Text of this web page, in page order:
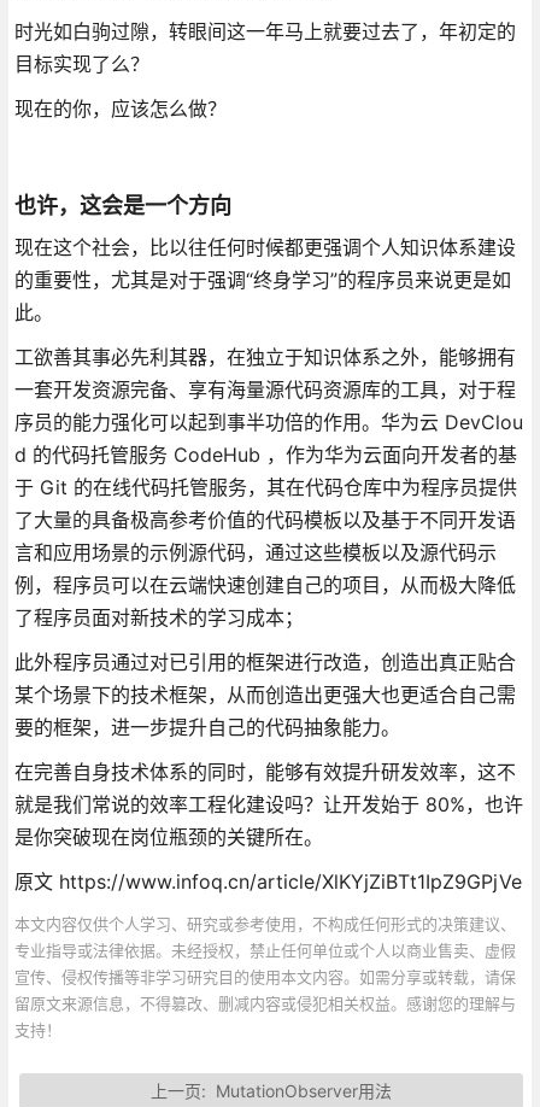
时光如白驹过隙，转眼间这一年马上就要过去了，年初定的
目标实现了么？
现在的你，应该怎么做？
也许，这会是一个方向
现在这个社会，比以往任何时候都更强调个人知识体系建设
的重要性，尤其是对于强调“终身学习”的程序员来说更是如
此。
工欲善其事必先利其器，在独立于知识体系之外，能够拥有
一套开发资源完备、享有海量源代码资源库的工具，对于程
序员的能力强化可以起到事半功倍的作用。华为云 DevClou
d 的代码托管服务 CodeHub ，作为华为云面向开发者的基
于 Git 的在线代码托管服务，其在代码仓库中为程序员提供
了大量的具备极高参考价值的代码模板以及基于不同开发语
言和应用场景的示例源代码，通过这些模板以及源代码示
例，程序员可以在云端快速创建自己的项目，从而极大降低
了程序员面对新技术的学习成本；
此外程序员通过对已引用的框架进行改造，创造出真正贴合
某个场景下的技术框架，从而创造出更强大也更适合自己需
要的框架，进一步提升自己的代码抽象能力。
在完善自身技术体系的同时，能够有效提升研发效率，这不
就是我们常说的效率工程化建设吗？让开发始于 80%，也许
是你突破现在岗位瓶颈的关键所在。
原文 https://www.infoq.cn/article/XlKYjZiBTt1IpZ9GPjVe
本文内容仅供个人学习、研究或参考使用，不构成任何形式的决策建议、
专业指导或法律依据。未经授权，禁止任何单位或个人以商业售卖、虚假
宣传、侵权传播等非学习研究目的使用本文内容。如需分享或转载，请保
留原文来源信息，不得篡改、删减内容或侵犯相关权益。感谢您的理解与
支持！
上一页: MutationObserver用法